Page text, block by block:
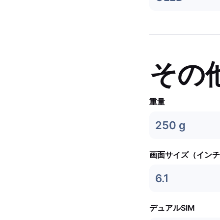
その
重量
250 g
画面サイズ（イン
6.1
デュアルSIM